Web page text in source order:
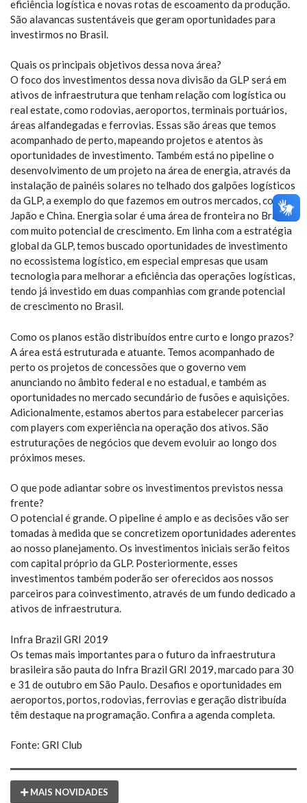
eficiência logística e novas rotas de escoamento da produção.
São alavancas sustentáveis que geram oportunidades para
investirmos no Brasil.
Quais os principais objetivos dessa nova área?
O foco dos investimentos dessa nova divisão da GLP será em
ativos de infraestrutura que tenham relação com logística ou
real estate, como rodovias, aeroportos, terminais portuários,
áreas alfandegadas e ferrovias. Essas são áreas que temos
acompanhado de perto, mapeando projetos e atentos às
oportunidades de investimento. Também está no pipeline o
desenvolvimento de um projeto na área de energia, através da
instalação de painéis solares no telhado dos galpões logísticos
da GLP, a exemplo do que fazemos em outros mercados, como
Japão e China. Energia solar é uma área de fronteira no Brasil,
com muito potencial de crescimento. Em linha com a estratégia
global da GLP, temos buscado oportunidades de investimento
no ecossistema logístico, em especial empresas que usam
tecnologia para melhorar a eficiência das operações logísticas,
tendo já investido em duas companhias com grande potencial
de crescimento no Brasil.
Como os planos estão distribuídos entre curto e longo prazos?
A área está estruturada e atuante. Temos acompanhado de
perto os projetos de concessões que o governo vem
anunciando no âmbito federal e no estadual, e também as
oportunidades no mercado secundário de fusões e aquisições.
Adicionalmente, estamos abertos para estabelecer parcerias
com players com experiência na operação dos ativos. São
estruturações de negócios que devem evoluir ao longo dos
próximos meses.
O que pode adiantar sobre os investimentos previstos nessa
frente?
O potencial é grande. O pipeline é amplo e as decisões vão ser
tomadas à medida que se concretizem oportunidades aderentes
ao nosso planejamento. Os investimentos iniciais serão feitos
com capital próprio da GLP. Posteriormente, esses
investimentos também poderão ser oferecidos aos nossos
parceiros para coinvestimento, através de um fundo dedicado a
ativos de infraestrutura.
Infra Brazil GRI 2019
Os temas mais importantes para o futuro da infraestrutura
brasileira são pauta do Infra Brazil GRI 2019, marcado para 30
e 31 de outubro em São Paulo. Desafios e oportunidades em
aeroportos, portos, rodovias, ferrovias e geração distribuída
têm destaque na programação. Confira a agenda completa.
Fonte: GRI Club
MAIS NOVIDADES